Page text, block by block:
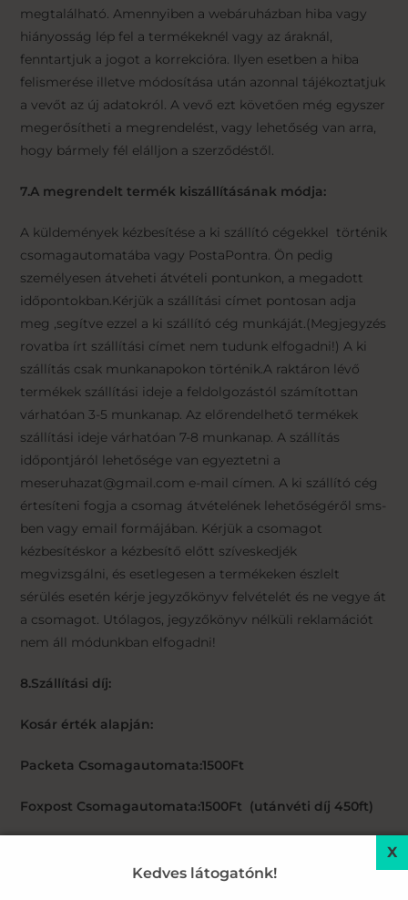
megtalálható. Amennyiben a webáruházban hiba vagy
hiányosság lép fel a termékeknél vagy az áraknál,
fenntartjuk a jogot a korrekcióra. Ilyen esetben a hiba
felismerése illetve módosítása után azonnal tájékoztatjuk
a vevőt az új adatokról. A vevő ezt követően még egyszer
megerősítheti a megrendelést, vagy lehetőség van arra,
hogy bármely fél elálljon a szerződéstől.
7.A megrendelt termék kiszállításának módja:
A küldemények kézbesítése a ki szállító cégekkel történik
csomagautomatába vagy PostaPontra. Ön pedig
személyesen átveheti átvételi pontunkon, a megadott
időpontokban.Kérjük a szállítási címet pontosan adja
meg ,segítve ezzel a ki szállító cég munkáját.(Megjegyzés
rovatba írt szállítási címet nem tudunk elfogadni!) A ki
szállítás csak munkanapokon történik.A raktáron lévő
termékek szállítási ideje a feldolgozástól számítottan
várhatóan 3-5 munkanap. Az előrendelhető termékek
szállítási ideje várhatóan 7-8 munkanap. A szállítás
időpontjáról lehetősége van egyeztetni a
meseruhazat@gmail.com e-mail címen. A ki szállító cég
értesíteni fogja a csomag átvételének lehetőségéről sms-
ben vagy email formájában. Kérjük a csomagot
kézbesítéskor a kézbesítő előtt szíveskedjék
megvizsgálni, és esetlegesen a termékeken észlelt
sérülés esetén kérje jegyzőkönyv felvételét és ne vegye át
a csomagot. Utólagos, jegyzőkönyv nélküli reklamációt
nem áll módunkban elfogadni!
8.Szállítási díj:
Kosár érték alapján:
Packeta Csomagautomata:1500Ft
Foxpost Csomagautomata:1500Ft (utánvéti díj 450ft)
Kedves látogatónk!